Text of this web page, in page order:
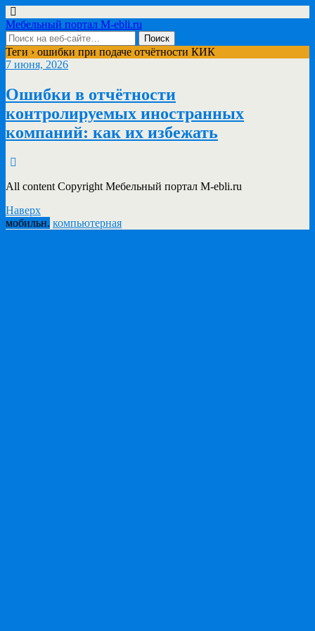
Мебельный портал M-ebli.ru
Теги › ошибки при подаче отчётности КИК
7 июня, 2026
Ошибки в отчётности
контролируемых иностранных
компаний: как их избежать
All content Copyright Мебельный портал M-ebli.ru
Наверх
мобильн. компьютерная